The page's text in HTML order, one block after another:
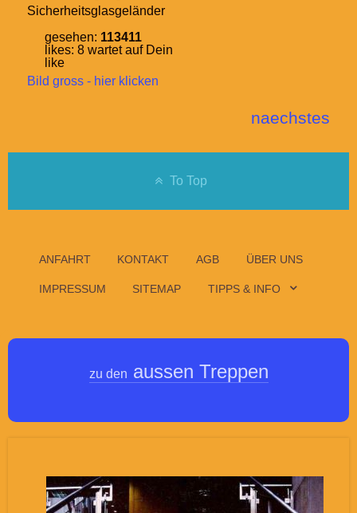
Sicherheitsglasgeländer
gesehen: 113411
likes: 8 wartet auf Dein
like
Bild gross - hier klicken
naechstes
To Top
ANFAHRT KONTAKT AGB ÜBER UNS
IMPRESSUM SITEMAP TIPPS & INFO
zu den aussen Treppen